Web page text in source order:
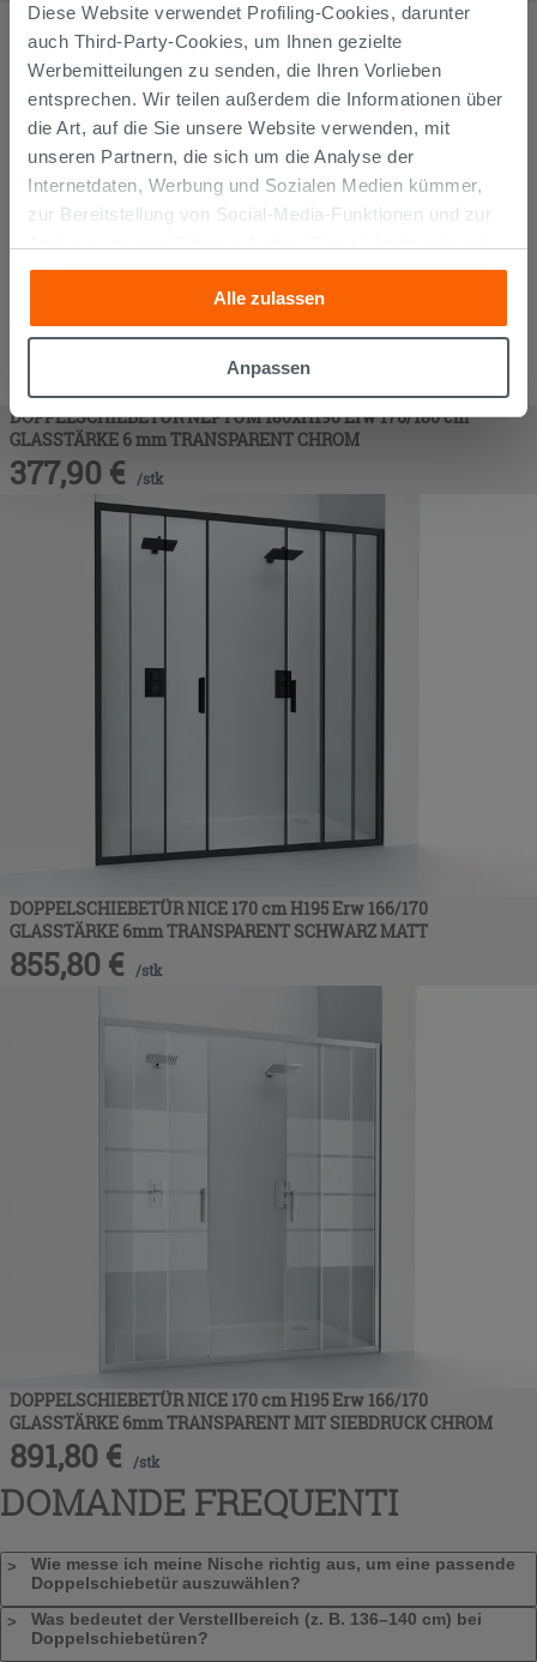
Diese Website verwendet Profiling-Cookies, darunter
auch Third-Party-Cookies, um Ihnen gezielte
Werbemitteilungen zu senden, die Ihren Vorlieben
entsprechen. Wir teilen außerdem die Informationen über
die Art, auf die Sie unsere Website verwenden, mit
unseren Partnern, die sich um die Analyse der
Internetdaten, Werbung und Sozialen Medien kümmer,
zur Bereitstellung von Social-Media-Funktionen und zur
anderen Informationen, die Sie ihnen geliefert haben oder
die sie aufgrund Ihrer Verwendung ihrer Dienste
gesammelt haben, kombinieren. Falls Sie mehr wissen
möchten oder Ihre Zustimmung zu allen oder einigen
Zustimmung kann durch Klicken auf die Schaltfläche
„Cookies akzeptieren“ gegeben werden. Wenn Sie auf
die Schaltfläche "X" klicken, können Sie das Surfen erst
nach der Installation der technischen Cookies fortsetzen.
Alle zulassen
Anpassen
DOPPELSCHIEBETÜR NEPTUM 180xH190 Erw 176/180 cm
GLASSTÄRKE 6 mm TRANSPARENT CHROM
377,90 € /stk
DOPPELSCHIEBETÜR NICE 170 cm H195 Erw 166/170
GLASSTÄRKE 6mm TRANSPARENT SCHWARZ MATT
855,80 € /stk
DOPPELSCHIEBETÜR NICE 170 cm H195 Erw 166/170
GLASSTÄRKE 6mm TRANSPARENT MIT SIEBDRUCK CHROM
891,80 € /stk
DOMANDE FREQUENTI
Wie messe ich meine Nische richtig aus, um eine passende
Doppelschiebetür auszuwählen?
Was bedeutet der Verstellbereich (z. B. 136–140 cm) bei
Doppelschiebetüren?